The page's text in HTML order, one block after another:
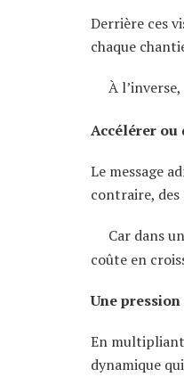
Derrière ces
chaque
À
Accélérer ou
Le message
contraire, des
Car dans
coûte en
Une
En multipliant
dynamique